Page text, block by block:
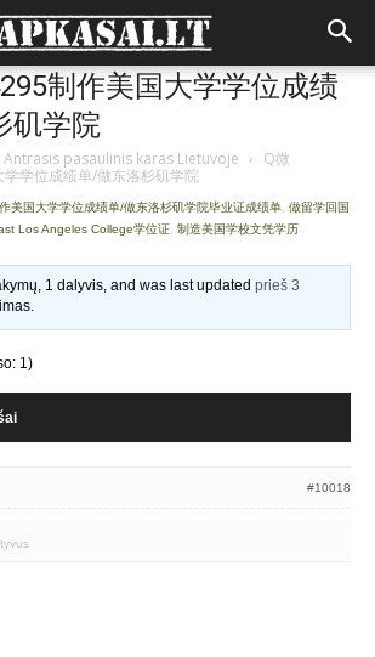
制作美国大学学位成绩
矶学院
Antrasis pasaulinis karas Lietuvoje › Q微
学位成绩单/做东洛杉矶学院
美国大学学位成绩单/做东洛杉矶学院毕业证成绩单 做留学回国
Los Angeles College学位证 制造美国学校文凭学历
1 dalyvis, and was last updatedprieš 3
.
1)
#10018